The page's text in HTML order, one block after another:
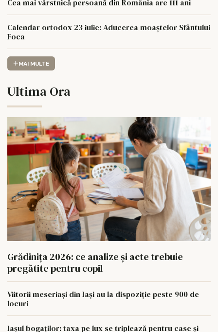
Cea mai vârstnică persoană din România are 111 ani
Calendar ortodox 23 iulie: Aducerea moaștelor Sfântului
Foca
MAI MULTE
Ultima Ora
Grădinița 2026: ce analize și acte trebuie
pregătite pentru copil
Viitorii meseriași din Iași au la dispoziție peste 900 de
locuri
Iașul bogaților: taxa pe lux se triplează pentru case și